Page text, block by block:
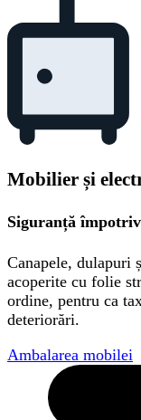
Mobilier și
Siguranță
Canapele, dulapuri
acoperite cu folie
ordine, pentru ca
deteriorări.
Ambalarea mobilei